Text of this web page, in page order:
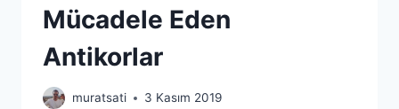
Mücadele Eden
Antikorlar
muratsati 3 Kasım 2019